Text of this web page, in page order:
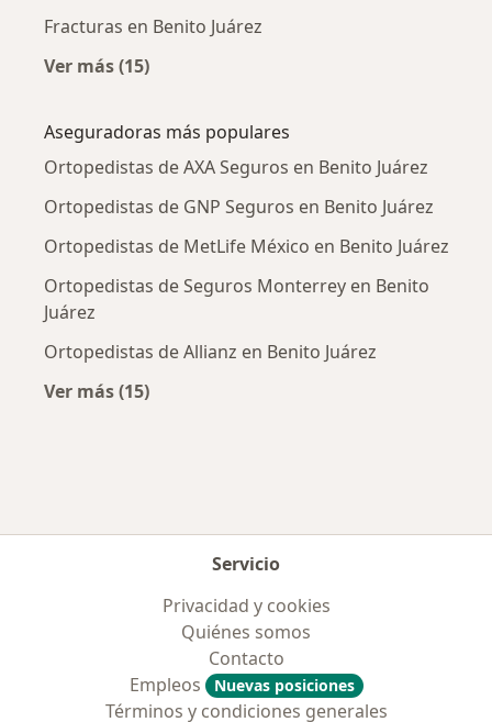
Fracturas en Benito Juárez
Ver más (15)
Aseguradoras más populares
Ortopedistas de AXA Seguros en Benito Juárez
Ortopedistas de GNP Seguros en Benito Juárez
Ortopedistas de MetLife México en Benito Juárez
Ortopedistas de Seguros Monterrey en Benito
Juárez
Ortopedistas de Allianz en Benito Juárez
Ver más (15)
Servicio
Privacidad y cookies
Quiénes somos
Contacto
Empleos
Nuevas posiciones
Términos y condiciones generales